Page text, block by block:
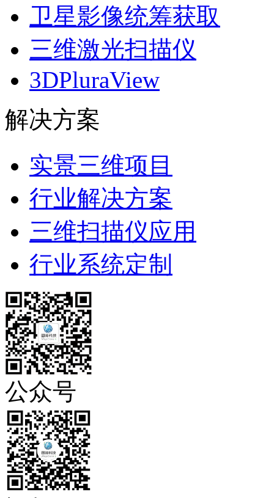
卫星影像统筹获取
三维激光扫描仪
3DPluraView
解决方案
实景三维项目
行业解决方案
三维扫描仪应用
行业系统定制
公众号